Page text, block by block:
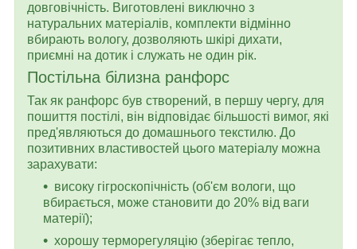
довговічність. Виготовлені виключно з
натуральних матеріалів, комплекти відмінно
вбирають вологу, дозволяють шкірі дихати,
приємні на дотик і служать не один рік.
Постільна білизна ранфорс
Так як ранфорс був створений, в першу чергу, для
пошиття постілi, він відповідає більшості вимог, які
пред'являються до домашнього текстилю. До
позитивних властивостей цього матеріалу можна
зарахувати:
високу гігроскопічність (об'єм вологи, що
вбирається, може становити до 20% від ваги
матерії);
хорошу терморегуляцію (зберігає тепло,